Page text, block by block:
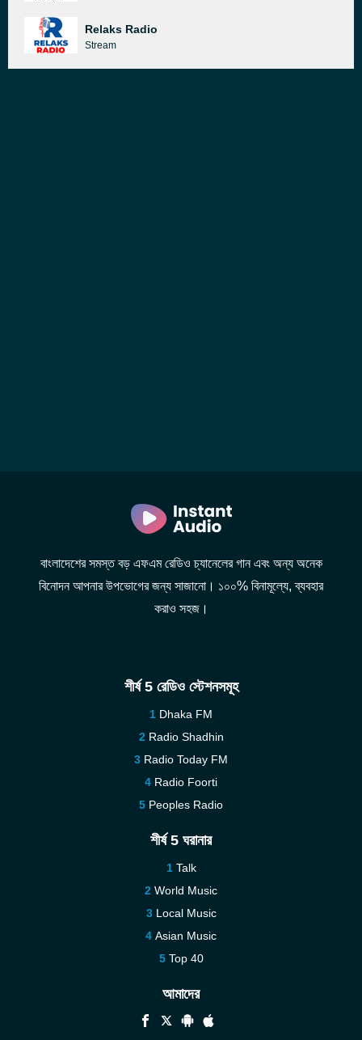
Relaks Radio
Stream
বাংলাদেশের সমস্ত বড় এফএম রেডিও চ্যানেলের গান এবং অন্য অনেক
বিনোদন আপনার উপভোগের জন্য সাজানো। ১০০% বিনামূল্যে, ব্যবহার
করাও সহজ।
শীর্ষ 5 রেডিও স্টেশনসমূহ
Dhaka FM
Radio Shadhin
Radio Today FM
Radio Foorti
Peoples Radio
শীর্ষ 5 ঘরানার
Talk
World Music
Local Music
Asian Music
Top 40
আমাদের